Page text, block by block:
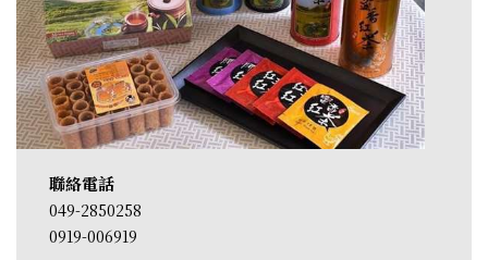
聯絡電話
049-2850258
0919-006919